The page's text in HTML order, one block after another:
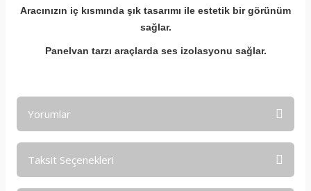
Aracınızın iç kısmında şık tasarımı ile estetik bir görünüm
sağlar.
Panelvan tarzı araçlarda ses izolasyonu sağlar.
Yorumlar
Taksit Seçenekleri